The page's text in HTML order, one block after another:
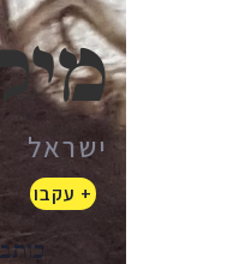
ישראל
+ עקבו